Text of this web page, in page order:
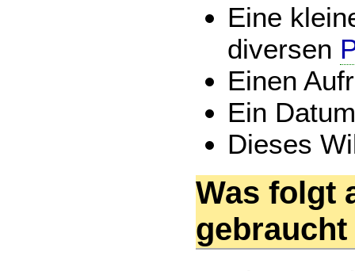
Eine
diversen
Einen
Ein
Dieses
Was folgt
gebraucht